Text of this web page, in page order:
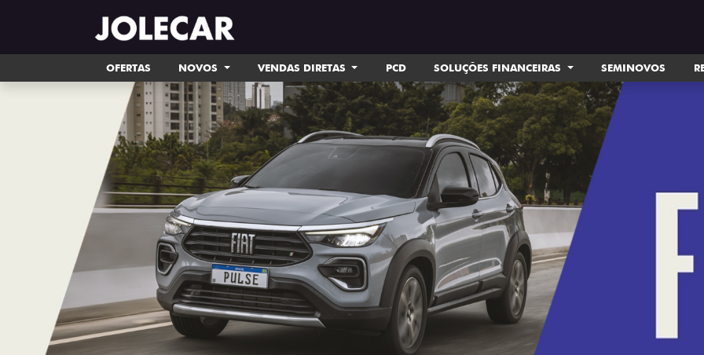
OFERTAS NOVOS VENDAS DIRETAS PCD SOLUÇÕES FINANCEIRAS SEMINOVOS